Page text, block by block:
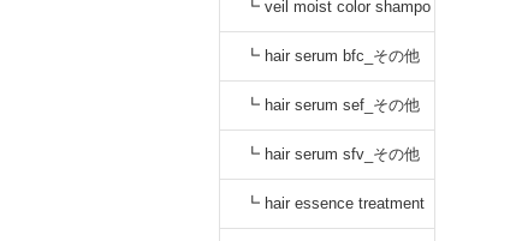
o black_縛り
┗ veil moist color shampo
o dark brown_縛り
┗ hair serum bfc_その他
┗ hair serum sef_その他
┗ hair serum sfv_その他
┗ hair essence treatment